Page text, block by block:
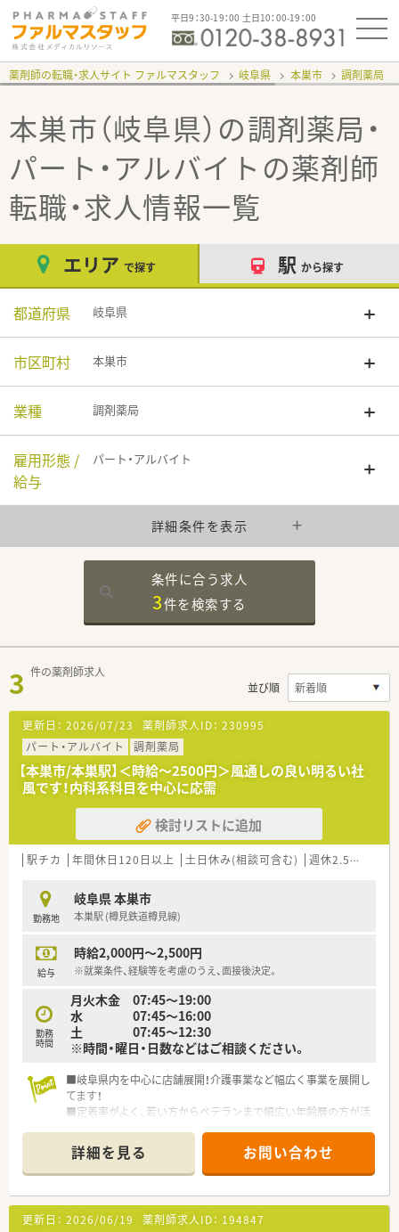
平日9：30-19：00 土日10：00-19：00
薬剤師の転職・求人サイト ファルマスタッフ 岐阜県 本巣市 調剤薬局
本巣市（岐阜県）の調剤薬局・
パート・アルバイト の薬剤師
転職・求人情報一覧
エリア で探す 駅 から探す
都道府県 岐阜県
市区町村 本巣市
業種 調剤薬局
雇用形態 /
給与
パート・アルバイト
詳細条件を表示
条件に合う求人
3件を検索する
3 件の薬剤師求人
並び順
更新日： 2026/07/23 薬剤師求人ID： 230995
パート・アルバイト
調剤薬局
【本巣市/本巣駅】＜時給～2500円＞風通しの良い明るい社
風です！内科系科目を中心に応需
検討リストに追加
駅チカ 年間休日120日以上 土日休み(相談可含む) 週休2.5日以上
勤務地
岐阜県 本巣市
本巣駅 (樽見鉄道樽見線)
給与
時給2,000円～2,500円
※就業条件、経験等を考慮のうえ、面接後決定。
勤務
時間
月火木金 07:45～19:00
水 07:45～16:00
土 07:45～12:30
※時間・曜日・日数などはご相談ください。
■岐阜県内を中心に店舗展開！介護事業など幅広く事業を展開し
てます！
■定着率がよく、若い方からベテランまで幅広い年齢層の方が活
■やりたいことを応援・支援して頂ける企業です！風通しがよく
アットホームな環境です！
詳細を見る お問い合わせ
更新日： 2026/06/19 薬剤師求人ID： 194847